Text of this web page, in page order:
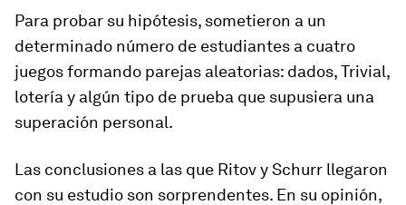
Para probar su hipótesis, sometieron a un
determinado número de estudiantes a cuatro
juegos formando parejas aleatorias: dados, Trivial,
lotería y algún tipo de prueba que supusiera una
superación personal.
Las conclusiones a las que Ritov y Schurr llegaron
con su estudio son sorprendentes. En su opinión,